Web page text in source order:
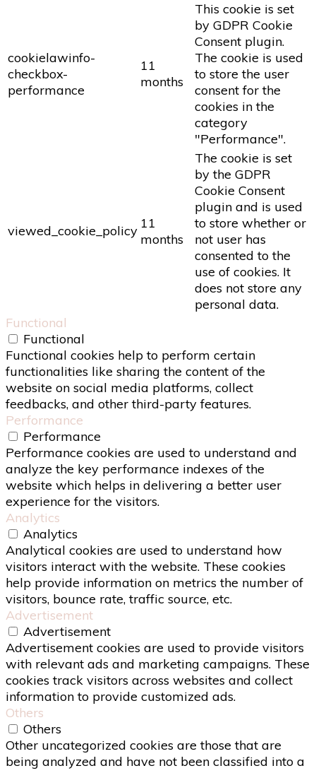
cookielawinfo-
checkbox-
performance
11
months
This cookie is set
by GDPR Cookie
Consent plugin.
The cookie is used
to store the user
consent for the
cookies in the
category
"Performance".
viewed_cookie_policy 11
months
The cookie is set
by the GDPR
Cookie Consent
plugin and is used
to store whether or
not user has
consented to the
use of cookies. It
does not store any
personal data.
Functional
Functional
Functional cookies help to perform certain
functionalities like sharing the content of the
website on social media platforms, collect
feedbacks, and other third-party features.
Performance
Performance
Performance cookies are used to understand and
analyze the key performance indexes of the
website which helps in delivering a better user
experience for the visitors.
Analytics
Analytics
Analytical cookies are used to understand how
visitors interact with the website. These cookies
help provide information on metrics the number of
visitors, bounce rate, traffic source, etc.
Advertisement
Advertisement
Advertisement cookies are used to provide visitors
with relevant ads and marketing campaigns. These
cookies track visitors across websites and collect
information to provide customized ads.
Others
Others
Other uncategorized cookies are those that are
being analyzed and have not been classified into a